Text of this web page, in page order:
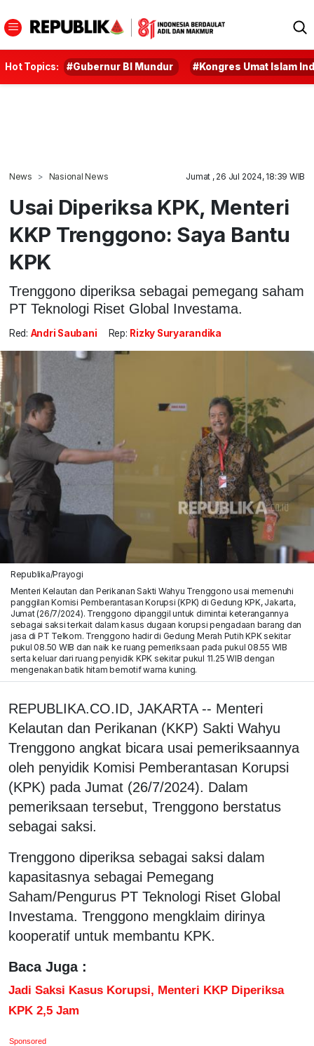
Hot Topics: #Gubernur BI Mundur #Kongres Umat Islam
News Nasional News Jumat , 26 Jul 2024, 18:39 WIB
Usai Diperiksa KPK, Menteri
KKP Trenggono: Saya Bantu
KPK
Trenggono diperiksa sebagai pemegang saham
PT Teknologi Riset Global Investama.
Red: Andri Saubani Rep: Rizky Suryarandika
Republika/Prayogi
Menteri Kelautan dan Perikanan Sakti Wahyu Trenggono usai memenuhi
panggilan Komisi Pemberantasan Korupsi (KPK) di Gedung KPK, Jakarta,
Jumat (26/7/2024). Trenggono dipanggil untuk dimintai keterangannya
sebagai saksi terkait dalam kasus dugaan korupsi pengadaan barang dan
jasa di PT Telkom. Trenggono hadir di Gedung Merah Putih KPK sekitar
pukul 08.50 WIB dan naik ke ruang pemeriksaan pada pukul 08.55 WIB
serta keluar dari ruang penyidik KPK sekitar pukul 11.25 WIB dengan
mengenakan batik hitam bemotif warna kuning.
REPUBLIKA.CO.ID, JAKARTA -- Menteri
Kelautan dan Perikanan (KKP) Sakti Wahyu
Trenggono angkat bicara usai pemeriksaannya
oleh penyidik Komisi Pemberantasan Korupsi
(KPK) pada Jumat (26/7/2024). Dalam
pemeriksaan tersebut, Trenggono berstatus
sebagai saksi.
Trenggono diperiksa sebagai saksi dalam
kapasitasnya sebagai Pemegang
Saham/Pengurus PT Teknologi Riset Global
Investama. Trenggono mengklaim dirinya
kooperatif untuk membantu KPK.
Baca Juga :
Jadi Saksi Kasus Korupsi, Menteri KKP Diperiksa
KPK 2,5 Jam
Sponsored